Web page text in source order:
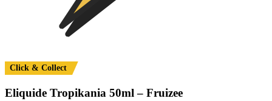
Click & Collect
Eliquide Tropikania 50ml – Fruizee